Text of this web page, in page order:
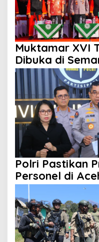
Muktamar XVI
Dibuka di
Anugerah
Polri Pastikan
Personel di
Secara